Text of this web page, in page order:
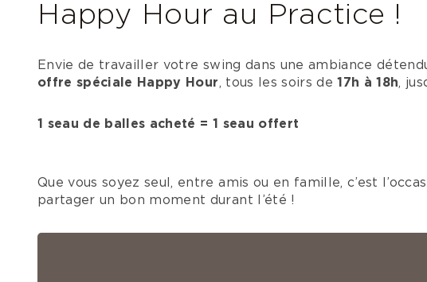
Happy Hour au Practice !
Envie de travailler votre swing dans une ambiance
offre spéciale Happy Hour, tous les soirs de17h à 18h,
1 seau de balles acheté = 1 seau offert
Que vous soyez seul, entre amis ou en famille, c’est
partager un bon moment durant l’été !